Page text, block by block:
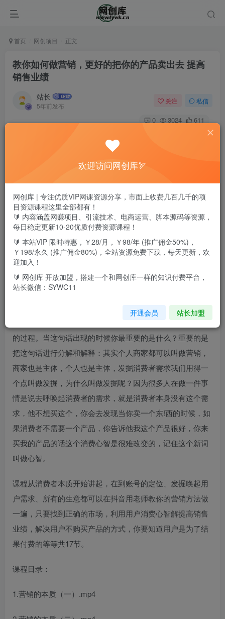
首页 网创项目 正文
教你如何做营销，更好的把你的产品卖出去 提高
销售业绩
站长
5年前发布
关注 私信
0 3024 611
这一门课通俗的讲叫做把你的产品卖出去，如何更好的卖货
是这一门课的核心，老师之前在樊登做自媒体总监，主要做
新媒体所以不管抖音快手、b站小红书直播所有销售平台老师
都会去做，所以老师更多的是会去结合平台的方式跟大家说
怎么做营销，那么我们把营销做一个定义，你去百度搜营销
指的是商家发掘消费者需求，让消费者认识到产品进而购买
的过程。当这句话出现的时候你最重要的是什么？重要的是
把这句话进行分解和解释：其实个人商家都可以叫做营销，
商家也是主体，个人也是主体，发掘消费者需求我们用得一
个点叫做发掘，为什么叫做发掘呢？因为很多人在做一件事
情是说去呼唤起消费者的需求，就是消费者本身没有这个需
求，他不想买这个，你会去发现当你卖一个东!西的时候，如
果消费者不需要一个产品，你告诉他我这个产品很好，你来
买我的产品的话这个消费心智是很难改变的，记住这个新词
叫做心智。
课程从消费者本质开始讲起，在到账号的定位、发掘唤起用
户需求、所有的生意都可以在抖音用老师教你的营销方法做
一遍，只要找到正确的市场，利用用户消费心智解提高销售
业绩，解决用户不购买产品的方式，你要知道用户是为了结
果付费的等等共17节。
课程目录：
1.营销的本质（一）.mp4
欢迎访问网创库🏹
网创库 | 专注优质VIP网课资源分享，市面上收费几百几千的项
目资源课程这里全部都有！
🔰 内容涵盖网赚项目、引流技术、电商运营、脚本源码等资源，
每日稳定更新10-20优质付费资源课程！
🔰 本站VIP 限时特惠，￥28/月，￥98/年 (推广佣金50%)，
￥198/永久 (推广佣金80%)，全站资源免费下载，每天更新，欢
迎加入！
🔰 网创库 开放加盟，搭建一个和网创库一样的知识付费平台，
站长微信：SYWC11
开通会员 站长加盟